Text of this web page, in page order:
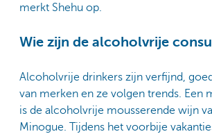
merkt Shehu op.
Wie zijn de alcoholvrije
Alcoholvrije drinkers zijn verfijnd,
van merken en ze volgen trends. Een
is de alcoholvrije mousserende wijn
Minogue. Tijdens het voorbije